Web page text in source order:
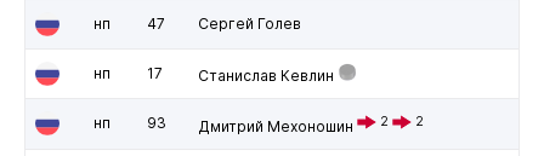
нп 47 Сергей Голев
нп 17 Станислав Кевлин
нп 93 Дмитрий Мехоношин 2 2